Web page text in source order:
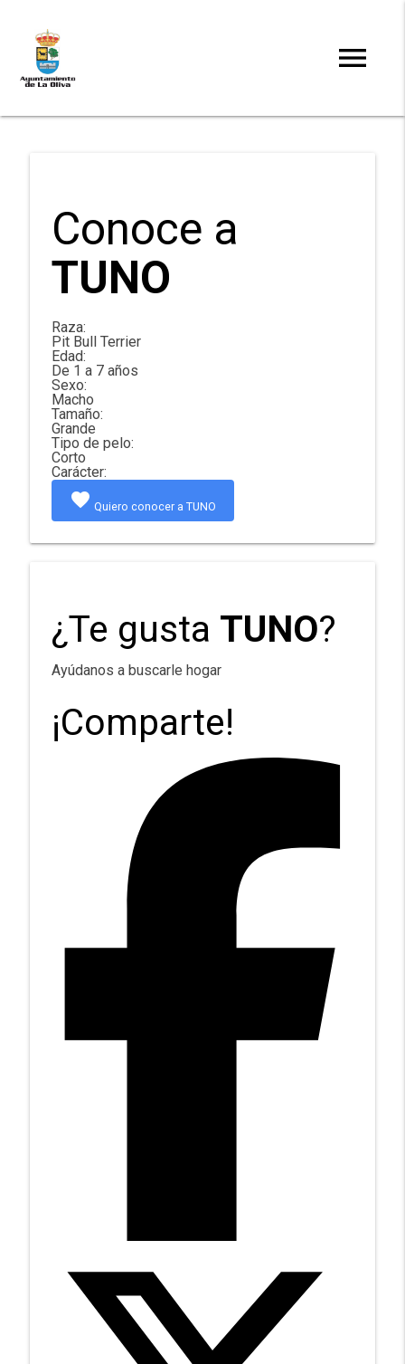
menu
clear
Conoce a
TUNO
Raza:
Pit Bull Terrier
Edad:
De 1 a 7 años
Sexo:
Macho
Tamaño:
Grande
Tipo de pelo:
Corto
Carácter:
favorite Quiero conocer a TUNO
¿Te gusta TUNO?
Ayúdanos a buscarle hogar
¡Comparte!